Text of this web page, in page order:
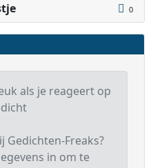
0
als je reageert op
Gedichten-Freaks?
in om te